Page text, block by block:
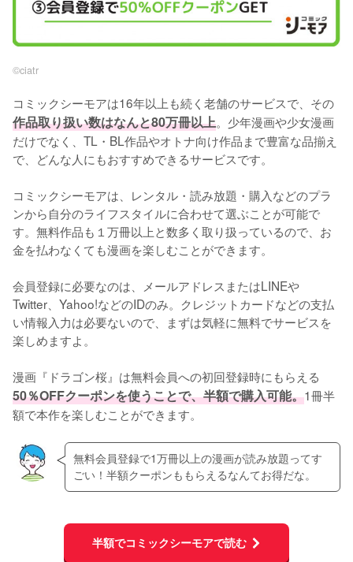
©︎ciatr
コミックシーモアは16年以上も続く老舗のサービスで、その
作品取り扱い数はなんと80万冊以上。少年漫画や少女漫画
だけでなく、TL・BL作品やオトナ向け作品まで豊富な品揃え
で、どんな人にもおすすめできるサービスです。
コミックシーモアは、レンタル・読み放題・購入などのプラ
ンから自分のライフスタイルに合わせて選ぶことが可能で
す。無料作品も１万冊以上と数多く取り扱っているので、お
金を払わなくても漫画を楽しむことができます。
会員登録に必要なのは、メールアドレスまたはLINEや
Twitter、Yahoo!などのIDのみ。クレジットカードなどの支払
い情報入力は必要ないので、まずは気軽に無料でサービスを
楽しめますよ。
漫画『ドラゴン桜』は無料会員への初回登録時にもらえる
50％OFFクーポンを使うことで、半額で購入可能。1冊半
額で本作を楽しむことができます。
無料会員登録で1万冊以上の漫画が読み放題ってす
ごい！半額クーポンももらえるなんてお得だな。
半額でコミックシーモアで読む